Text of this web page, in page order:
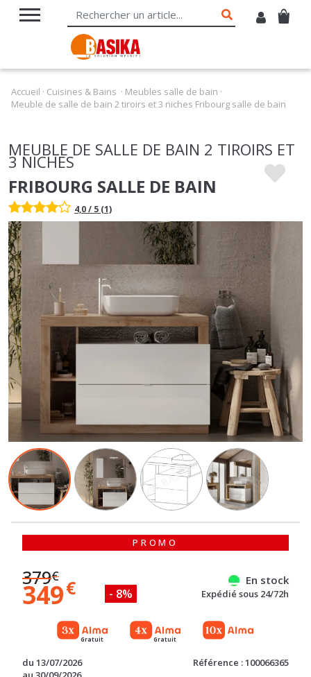
Accueil · Cuisines & Bains · Meubles salle de bain ·
Meuble de salle de bain 2 tiroirs et 3 niches Fribourg salle de bain
MEUBLE DE SALLE DE BAIN 2 TIROIRS ET
3 NICHES
FRIBOURG SALLE DE BAIN
4,0 / 5 (1)
PROMO
379€
- 8%
349€ En stock
Expédié sous 24/72h
Gratuit Gratuit
du 13/07/2026
Référence : 100066365